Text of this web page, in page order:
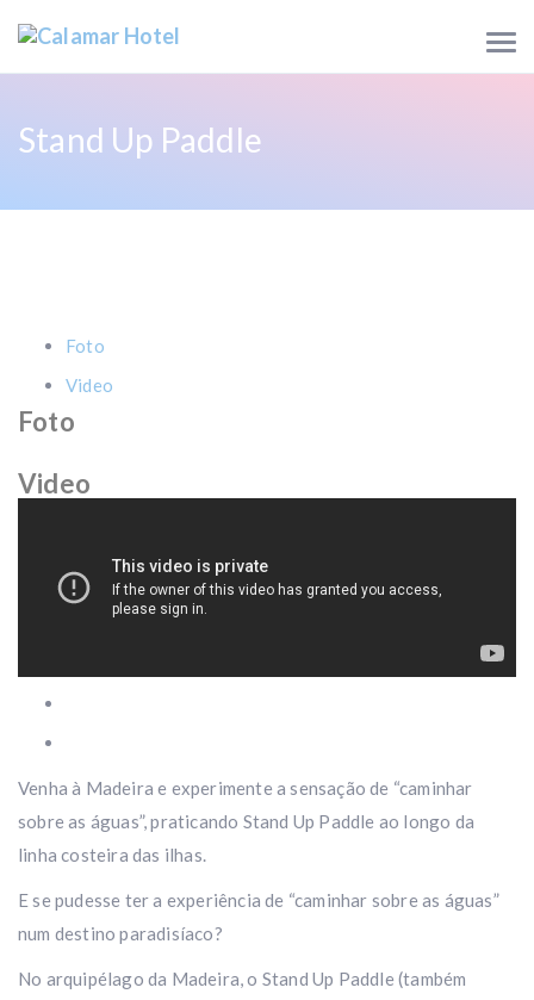
Stand Up Paddle
Foto
Video
Foto
Video
Venha à Madeira e experimente a sensação de “caminhar
sobre as águas”, praticando Stand Up Paddle ao longo da
linha costeira das ilhas.
E se pudesse ter a experiência de “caminhar sobre as águas”
num destino paradisíaco?
No arquipélago da Madeira, o Stand Up Paddle (também